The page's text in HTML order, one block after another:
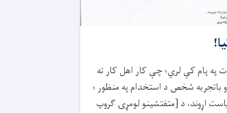
په پام کې لري؛ چې کار اهل کار ته
باتجربه شخص د استخدام په منظور ؛
اړوند، د [متفتشینو لومړۍ ګروپ